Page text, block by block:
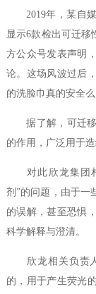
2019年，某自媒
显示6款检出可迁移
方公众号发表声明
论。这场风波过后
的洗脸巾真的安全么
据了解，可迁移
的作用，广泛用于
对此欣龙集团相
剂”的问题，由于一
的误解，甚至恐惧
科学解释与澄清。
欣龙相关负责人
的，用于产生荧光